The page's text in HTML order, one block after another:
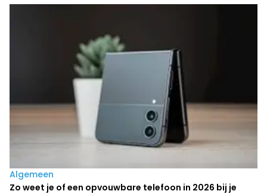
Laatste nieuws
Algemeen
Zo weet je of een opvouwbare telefoon in 2026 bij je